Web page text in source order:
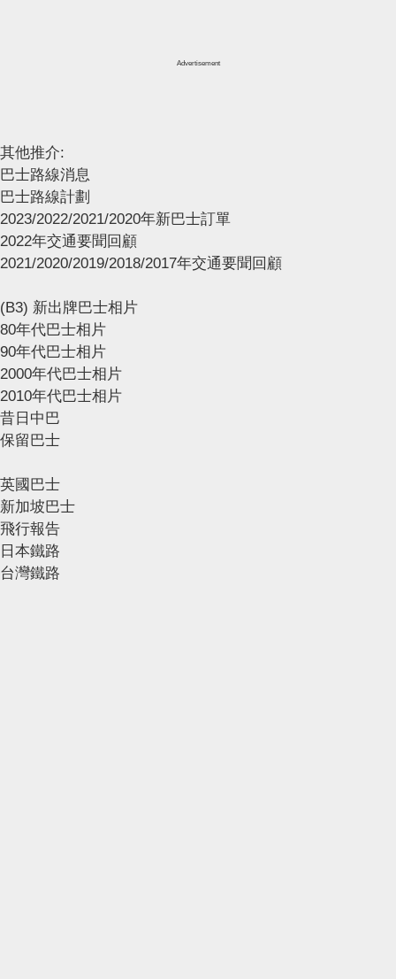
Advertisement
其他推介:
巴士路線消息
巴士路線計劃
2023/2022/2021/2020年新巴士訂單
2022年交通要聞回顧
2021/2020/2019/2018/2017年交通要聞回顧
(B3) 新出牌巴士相片
80年代巴士相片
90年代巴士相片
2000年代巴士相片
2010年代巴士相片
昔日中巴
保留巴士
英國巴士
新加坡巴士
飛行報告
日本鐵路
台灣鐵路